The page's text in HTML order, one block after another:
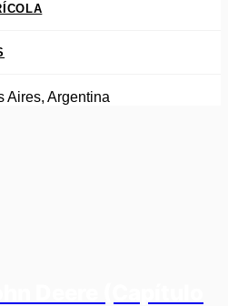
Aires, Argentina